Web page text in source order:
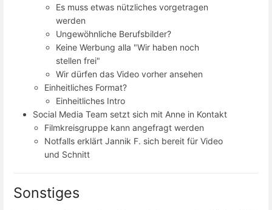
Es muss etwas nützliches vorgetragen
werden
Ungewöhnliche Berufsbilder?
Keine Werbung alla "Wir haben noch
stellen frei"
Wir dürfen das Video vorher ansehen
Einheitliches Format?
Einheitliches Intro
Social Media Team setzt sich mit Anne in Kontakt
Filmkreisgruppe kann angefragt werden
Notfalls erklärt Jannik F. sich bereit für Video
und Schnitt
Sonstiges